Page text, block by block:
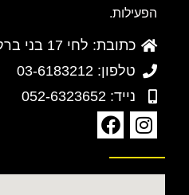
הפעילות.
כתובת: לחי 17 בני ברק קומה 2 waze
טלפון: 03-6183212
נייד: 052-6323652